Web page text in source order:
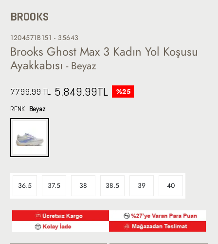
BROOKS
1204571B151 - 35643
Brooks Ghost Max 3 Kadın Yol Koşusu
Ayakkabısı - Beyaz
7799.99 TL 5,849.99TL %25
RENK : Beyaz
36.5 37.5 38 38.5 39 40